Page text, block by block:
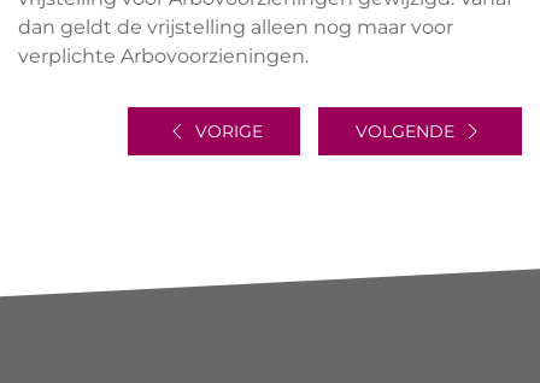
dan geldt de vrijstelling alleen nog maar voor
verplichte Arbovoorzieningen.
VORIGE VOLGENDE